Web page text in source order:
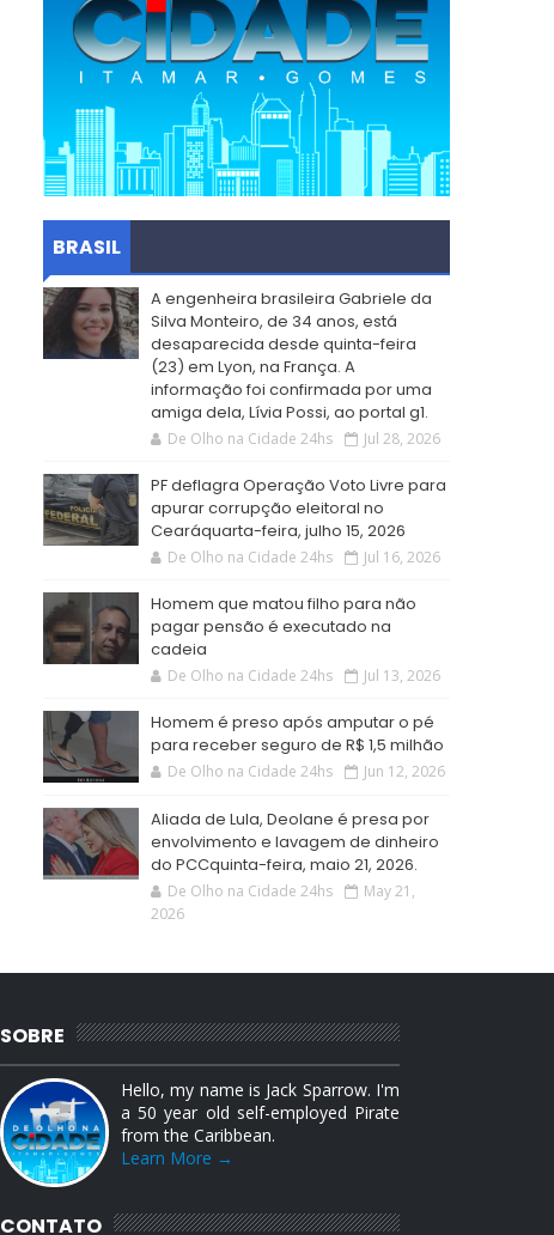
BRASIL
A engenheira brasileira Gabriele da
Silva Monteiro, de 34 anos, está
desaparecida desde quinta-feira
(23) em Lyon, na França. A
informação foi confirmada por uma
amiga dela, Lívia Possi, ao portal g1.
De Olho na Cidade 24hs Jul 28, 2026
PF deflagra Operação Voto Livre para
apurar corrupção eleitoral no
Cearáquarta-feira, julho 15, 2026
De Olho na Cidade 24hs Jul 16, 2026
Homem que matou filho para não
pagar pensão é executado na
cadeia
De Olho na Cidade 24hs Jul 13, 2026
Homem é preso após amputar o pé
para receber seguro de R$ 1,5 milhão
De Olho na Cidade 24hs Jun 12, 2026
Aliada de Lula, Deolane é presa por
envolvimento e lavagem de dinheiro
do PCCquinta-feira, maio 21, 2026.
De Olho na Cidade 24hs
May 21,
2026
SOBRE
Hello, my name is Jack Sparrow. I'm
a 50 year old self-employed Pirate
from the Caribbean.
Learn More →
CONTATO